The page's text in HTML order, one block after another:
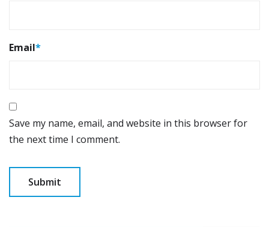
Email*
Save my name, email, and website in this browser for
the next time I comment.